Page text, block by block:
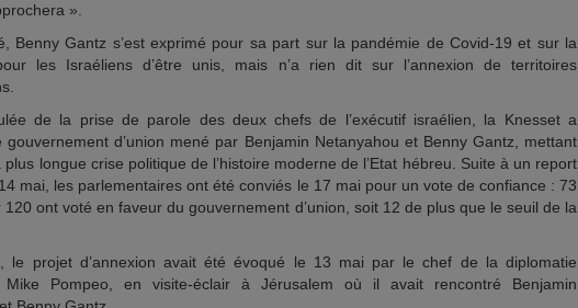
».
Benny Gantz s’est exprimé pour sa part sur la pandémie de Covid-19 et sur la
les Israéliens d’être unis, mais n’a rien dit sur l’annexion de territoires
de la prise de parole des deux chefs de l’exécutif israélien, la Knesset a
gouvernement d’union mené par Benjamin Netanyahou et Benny Gantz, mettant
plus longue crise politique de l’histoire moderne de l’Etat hébreu. Suite à un report
mai, les parlementaires ont été conviés le 17 mai pour un vote de confiance : 73
120 ont voté en faveur du gouvernement d’union, soit 12 de plus que le seuil de la
le projet d’annexion avait été évoqué le 13 mai par le chef de la diplomatie
Mike Pompeo, en visite-éclair à Jérusalem où il avait rencontré Benjamin